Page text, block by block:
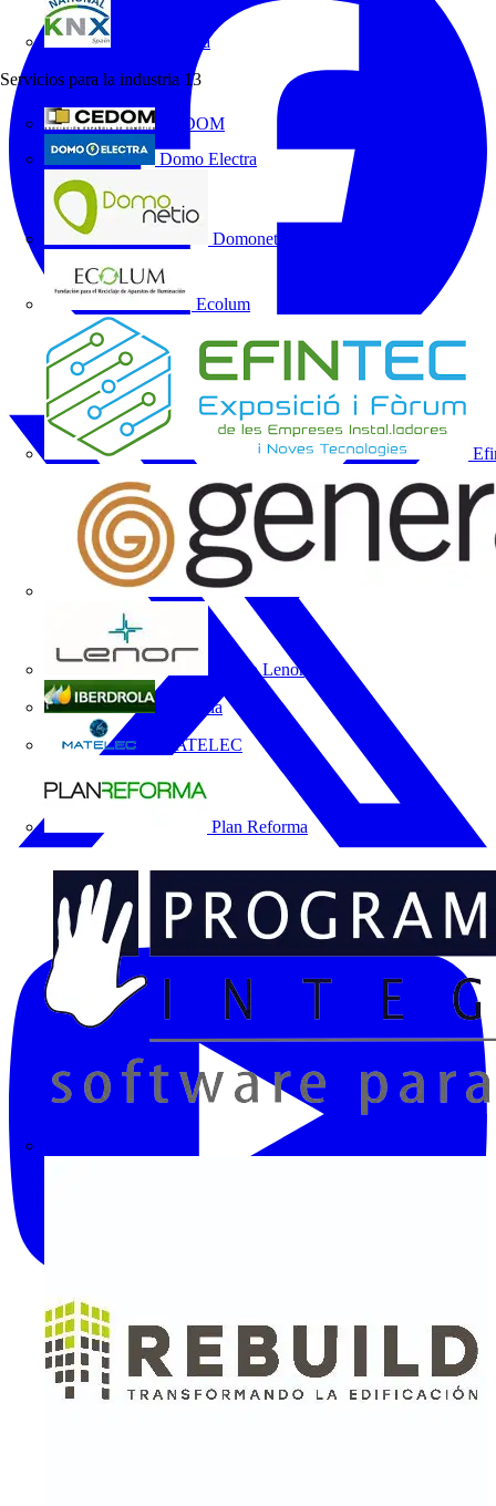
KNX España
Servicios para la industria 13
CEDOM
Domo Electra
Domonetio
Ecolum
Grupo Lenor
Iberdrola
MATELEC
Plan Reforma